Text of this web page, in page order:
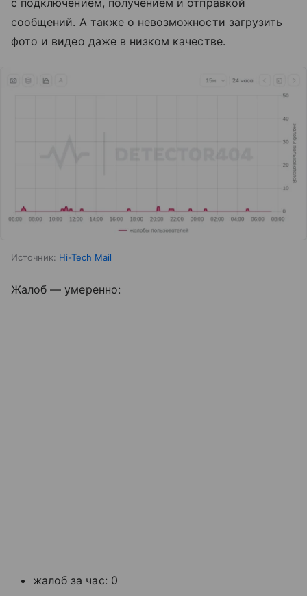
сообщений. А также о невозможности загрузить
фото и видео даже в низком качестве.
Источник: Hi-Tech Mail
Жалоб — умеренно:
жалоб за час: 0